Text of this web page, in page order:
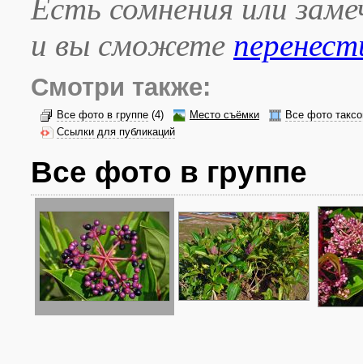
Есть сомнения или
и вы сможете
Смотри также:
Все фото в группе (4) Место съёмки
Все фото
Ссылки для публикаций
Все фото в группе